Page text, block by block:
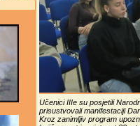
Učenici IIIe su posjetili
prisustvovali manifestaciji
Kroz zanimljiv program